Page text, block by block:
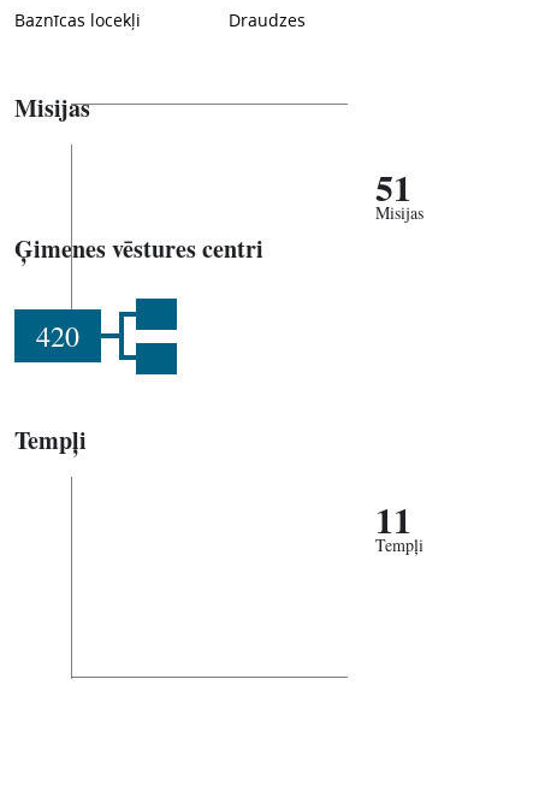
Baznīcas locekļi Draudzes
Misijas
51
Misijas
Ģimenes vēstures centri
420
Tempļi
11
Tempļi